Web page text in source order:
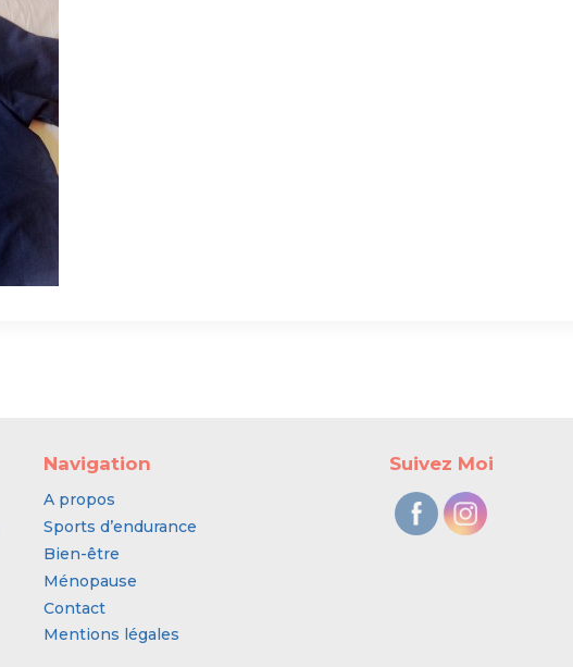
Navigation
A propos
Sports d’endurance
Bien-être
Ménopause
Contact
Mentions légales
Suivez Moi